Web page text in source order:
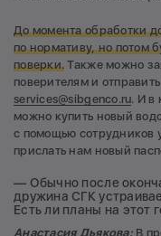
До момента обработки
по нормативу, но потом
поверки. Также можно
поверителям и
services@sibgenco.ru. И в
можно купить новый
с помощью сотрудников
прислать нам новый
— Обычно после
дружина СГК
Есть ли планы на этот
Анастасия Дьякова: В